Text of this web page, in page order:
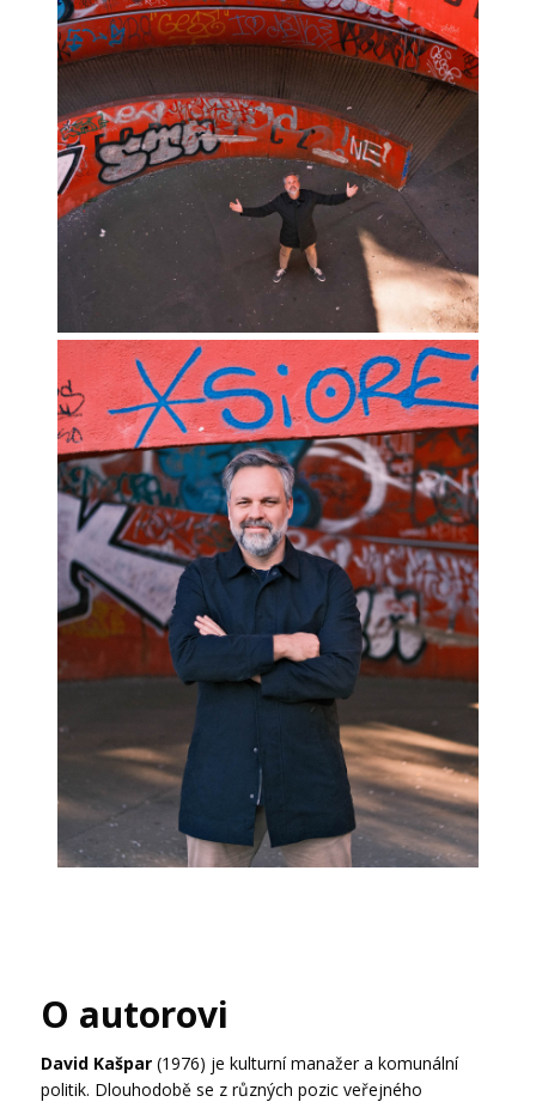
O autorovi
David Kašpar (1976) je kulturní manažer a komunální
politik. Dlouhodobě se z různých pozic veřejného